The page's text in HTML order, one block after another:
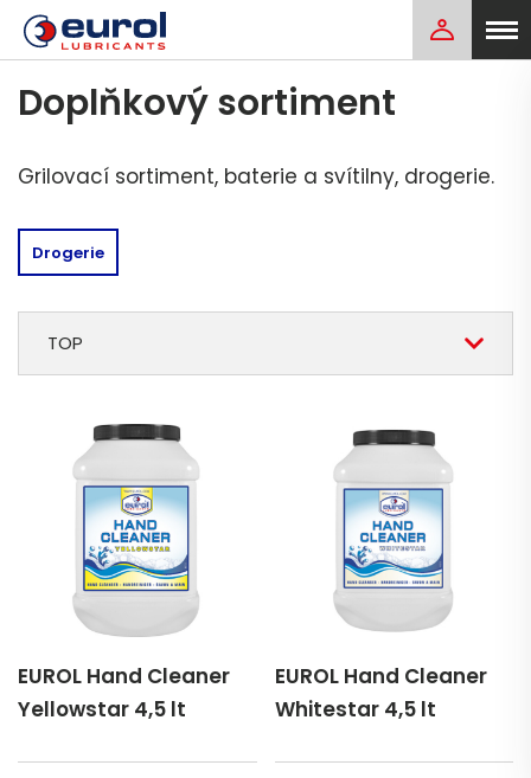
Doplňkový sortiment
TOP
Grilovací sortiment, baterie a svítilny, drogerie.
Drogerie
EUROL Hand Cleaner
Yellowstar 4,5 lt
EUROL Hand Cleaner
Whitestar 4,5 lt